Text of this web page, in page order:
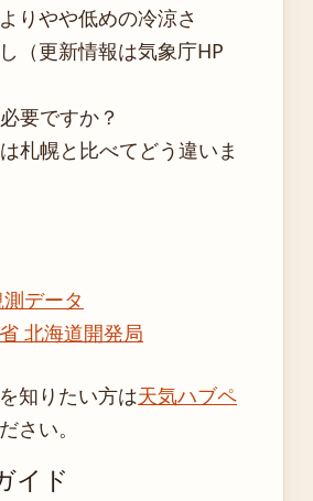
りやや低めの冷涼さ
（更新情報は気象庁HP
要ですか？
札幌と比べてどう違いま
データ
北海道開発局
知りたい方は天気ハブペ
さい。
イド